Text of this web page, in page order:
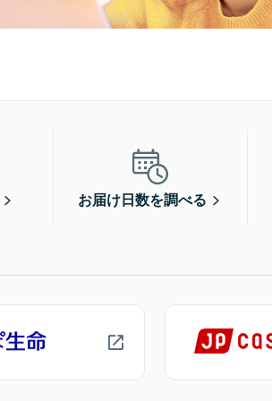
お届け日数を調べる